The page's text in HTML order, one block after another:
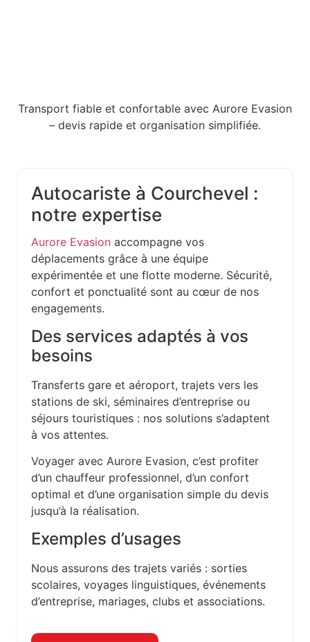
Transport fiable et confortable avec Aurore Evasion
– devis rapide et organisation simplifiée.
Autocariste à Courchevel :
notre expertise
Aurore Evasion accompagne vos
déplacements grâce à une équipe
expérimentée et une flotte moderne. Sécurité,
confort et ponctualité sont au cœur de nos
engagements.
Des services adaptés à vos
besoins
Transferts gare et aéroport, trajets vers les
stations de ski, séminaires d’entreprise ou
séjours touristiques : nos solutions s’adaptent
à vos attentes.
Voyager avec Aurore Evasion, c’est profiter
d’un chauffeur professionnel, d’un confort
optimal et d’une organisation simple du devis
jusqu’à la réalisation.
Exemples d’usages
Nous assurons des trajets variés : sorties
scolaires, voyages linguistiques, événements
d’entreprise, mariages, clubs et associations.